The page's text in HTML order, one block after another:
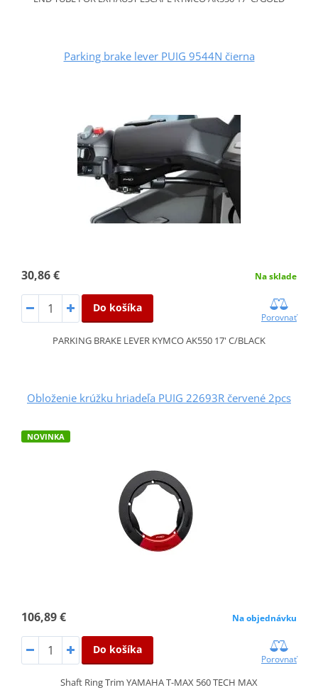
Parking brake lever PUIG 9544N čierna
30,86 € Na sklade
Do košíka
Porovnať
PARKING BRAKE LEVER KYMCO AK550 17' C/BLACK
Obloženie krúžku hriadeľa PUIG 22693R červené 2pcs
NOVINKA
106,89 € Na objednávku
Do košíka
Porovnať
Shaft Ring Trim YAMAHA T-MAX 560 TECH MAX